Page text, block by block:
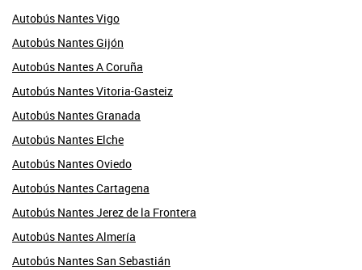
Autobús Nantes Vigo
Autobús Nantes Gijón
Autobús Nantes A Coruña
Autobús Nantes Vitoria-Gasteiz
Autobús Nantes Granada
Autobús Nantes Elche
Autobús Nantes Oviedo
Autobús Nantes Cartagena
Autobús Nantes Jerez de la Frontera
Autobús Nantes Almería
Autobús Nantes San Sebastián